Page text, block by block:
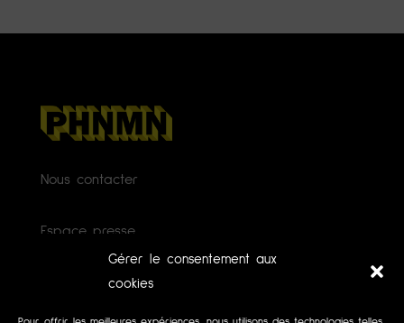
Gérer le consentement aux
cookies
Nous contacter
Espace presse